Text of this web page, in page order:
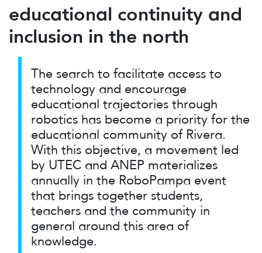
educational continuity and
inclusion in the north
The search to facilitate access to
technology and encourage
educational trajectories through
robotics has become a priority for the
educational community of Rivera.
With this objective, a movement led
by UTEC and ANEP materializes
annually in the RoboPampa event
that brings together students,
teachers and the community in
general around this area of ​​
knowledge.